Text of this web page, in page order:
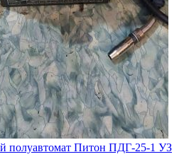
полуавтомат Питон ПДГ-25-1 УЗ